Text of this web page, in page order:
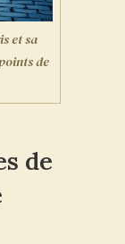
et sa
de
de